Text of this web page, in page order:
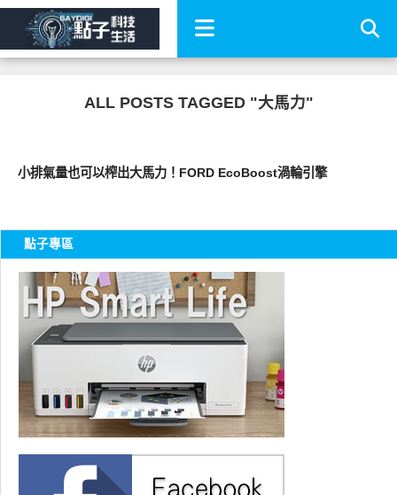
ALL POSTS TAGGED "大馬力"
小排氣量也可以榨出大馬力！FORD EcoBoost渦輪引擎
點子專區